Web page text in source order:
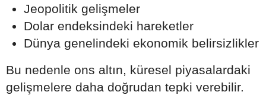
Jeopolitik gelişmeler
Dolar endeksindeki hareketler
Dünya genelindeki ekonomik belirsizlikler
Bu nedenle ons altın, küresel piyasalardaki
gelişmelere daha doğrudan tepki verebilir.